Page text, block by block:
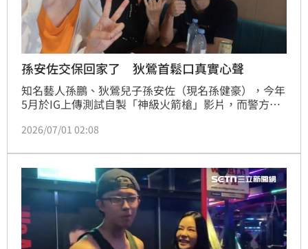
孫安佐交保回家了 狄鶯首鬆口真實心聲
知名藝人孫鵬、狄鶯兒子孫安佐（現名孫健豪），今年
5月於IG上傳測試自製「神級火箭槍」影片，而警方循
返家，狄鶯也鬆口真實心情。蔡佩伶報導
2026/07/01 02:08